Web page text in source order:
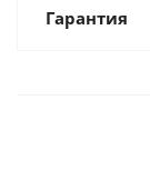
Гарантия